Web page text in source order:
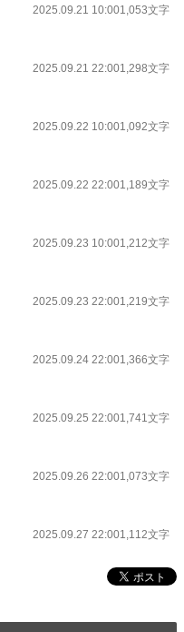
2025.09.21 10:001,053文字
2025.09.21 22:001,298文字
2025.09.22 10:001,092文字
2025.09.22 22:001,189文字
2025.09.23 10:001,212文字
2025.09.23 22:001,219文字
2025.09.24 22:001,366文字
2025.09.25 22:001,741文字
2025.09.26 22:001,073文字
2025.09.27 22:001,112文字